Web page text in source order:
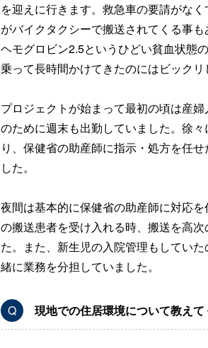
を迎えに行きます。救急車の要請がな
がバイクタクシーで搬送されてくる事も
ヘモグロビン2.5というひどい貧血状態
乗って長時間かけてきたのにはビックリ
プロジェクトが始まって最初の頃は産
のために週末も出勤していました。徐
り、保健省の助産師に指示・処方を任
した。
夜間は基本的に保健省の助産師に対応
の搬送患者を受け入れる時、搬送を高
た。また、新生児の入院管理もしてい
緒に業務を分担していました。
Q 現地での住居環境について教えて